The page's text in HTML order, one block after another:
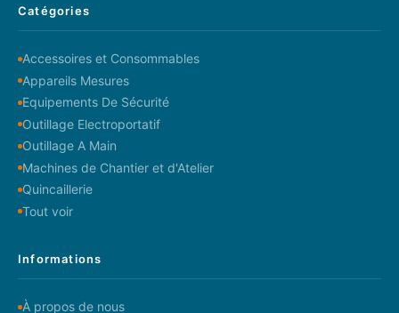
Catégories
Accessoires et Consommables
Appareils Mesures
Equipements De Sécurité
Outillage Electroportatif
Outillage A Main
Machines de Chantier et d'Atelier
Quincaillerie
Tout voir
Informations
À propos de nous